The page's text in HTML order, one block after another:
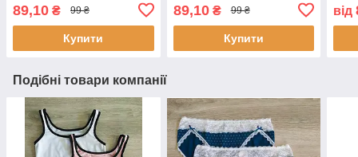
89,10 ₴ 99 ₴
Купити
89,10₴ 99 ₴
Купити
від
Подібні товари компанії